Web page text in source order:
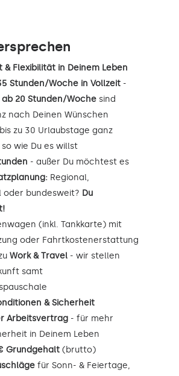
& Flexibilität in Deinem Leben
Stunden/Woche in Vollzeit -
ab 20 Stunden/Woche sind
nach Deinen Wünschen
zu 30 Urlaubstage ganz
wie Du es willst
- außer Du möchtest es
Regional,
oder bundesweit? Du
(inkl. Tankkarte) mit
oder Fahrtkostenerstattung
Work & Travel - wir stellen
samt
& Sicherheit
Arbeitsvertrag - für mehr
in Deinem Leben
Grundgehalt (brutto)
für Sonn- & Feiertage,